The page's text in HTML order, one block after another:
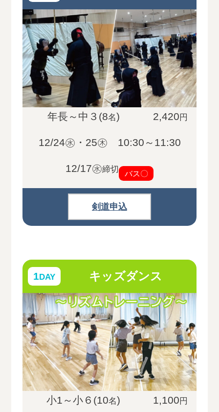
年長～中３(8名) 2,420 円
12/24㊌・25㊍ 10:30～11:30
12/17㊌締切 バス〇
剣道申込
1DAY キッズダンス
小1～小６(10名) 1,100 円